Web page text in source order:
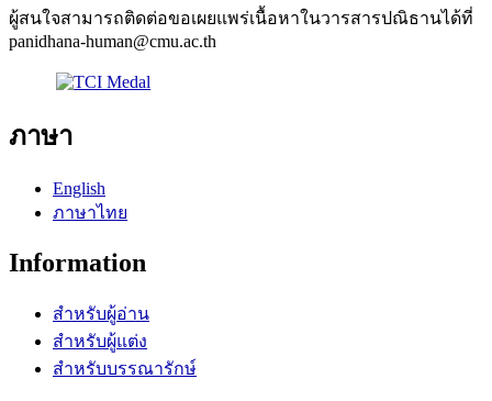
ผู้สนใจสามารถติดต่อขอเผยแพร่เนื้อหาในวารสารปณิธานได้ที่
panidhana-human@cmu.ac.th
ภาษา
English
ภาษาไทย
Information
สำหรับผู้อ่าน
สำหรับผู้แต่ง
สำหรับบรรณารักษ์